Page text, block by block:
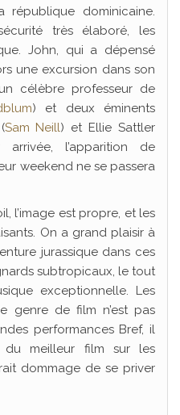
dominicaine.
très élaboré, les
John, qui a dépensé
une excursion dans son
célèbre professeur de
) et deux éminents
Sam Neill) et Ellie Sattler
l’apparition de
weekend ne se passera
l’image est propre, et les
On a grand plaisir à
jurassique dans ces
subtropicaux, le tout
exceptionnelle. Les
genre de film n’est pas
performances Bref, il
du meilleur film sur les
dommage de se priver